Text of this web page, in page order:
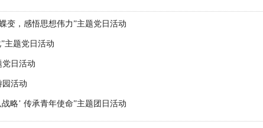
变，感悟思想伟力”主题党日活动
主题党日活动
党日活动
园活动
略’ 传承青年使命”主题团日活动